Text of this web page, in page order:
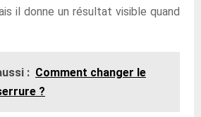
il donne un résultat visible quand
: Comment changer le
?